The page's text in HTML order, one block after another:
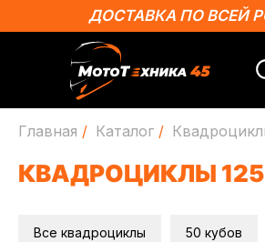
ДОСТАВКА ПО ВСЕЙ РОССИИ
Главная / Каталог /
КВАДРОЦИКЛЫ
Все квадроциклы 50 кубов